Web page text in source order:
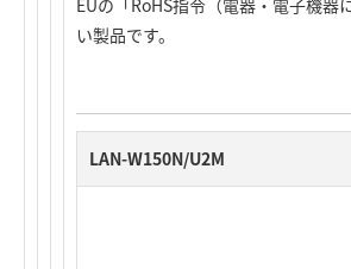
EUの「RoHS指令（電器・電子機
い製品です。
LAN-W150N/U2M